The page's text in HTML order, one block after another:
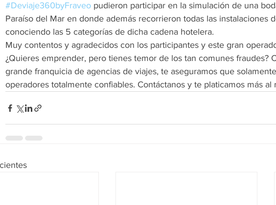
#Deviaje360byFraveo pudieron participar en la simulación de una
Paraíso del Mar en donde además recorrieron todas las instalaciones
conociendo las 5 categorías de dicha cadena hotelera.
Muy contentos y agradecidos con los participantes y este gran
¿Quieres emprender, pero tienes temor de los tan comunes fraudes?
grande franquicia de agencias de viajes, te aseguramos que
operadores totalmente confiables. Contáctanos y te platicamos más al